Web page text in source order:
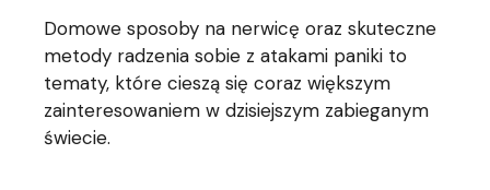
Domowe sposoby na nerwicę oraz skuteczne
metody radzenia sobie z atakami paniki to
tematy, które cieszą się coraz większym
zainteresowaniem w dzisiejszym zabieganym
świecie.